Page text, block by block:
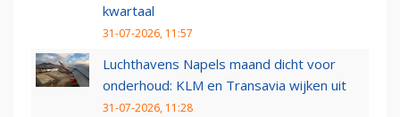
kwartaal
31-07-2026, 11:57
Luchthavens Napels maand dicht voor
onderhoud: KLM en Transavia wijken uit
31-07-2026, 11:28